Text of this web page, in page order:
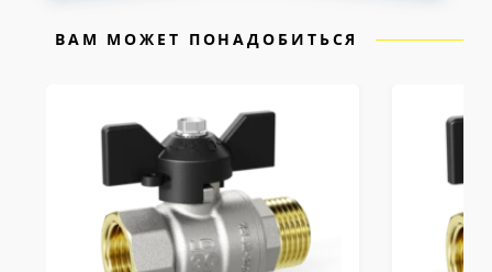
ВАМ МОЖЕТ ПОНАДОБИТЬСЯ